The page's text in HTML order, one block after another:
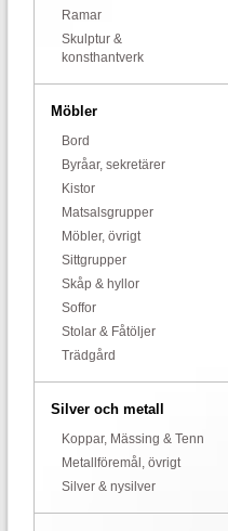
Ramar
Skulptur &
konsthantverk
Möbler
Bord
Byråar, sekretärer
Kistor
Matsalsgrupper
Möbler, övrigt
Sittgrupper
Skåp & hyllor
Soffor
Stolar & Fåtöljer
Trädgård
Silver och metall
Koppar, Mässing & Tenn
Metallföremål, övrigt
Silver & nysilver